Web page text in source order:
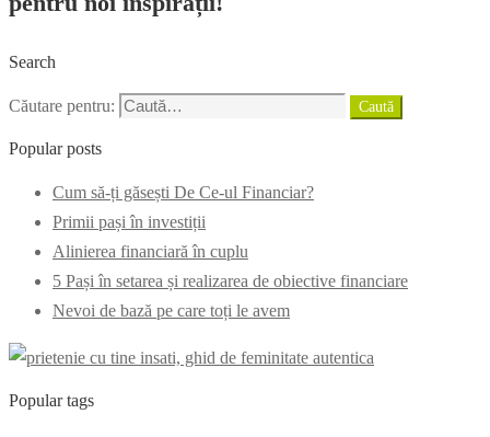
Search
Căutare pentru: Caută
Popular posts
Cum să-ți găsești De Ce-ul Financiar?
Primii pași în investiții
Alinierea financiară în cuplu
5 Pași în setarea și realizarea de obiective financiare
Nevoi de bază pe care toți le avem
Popular tags